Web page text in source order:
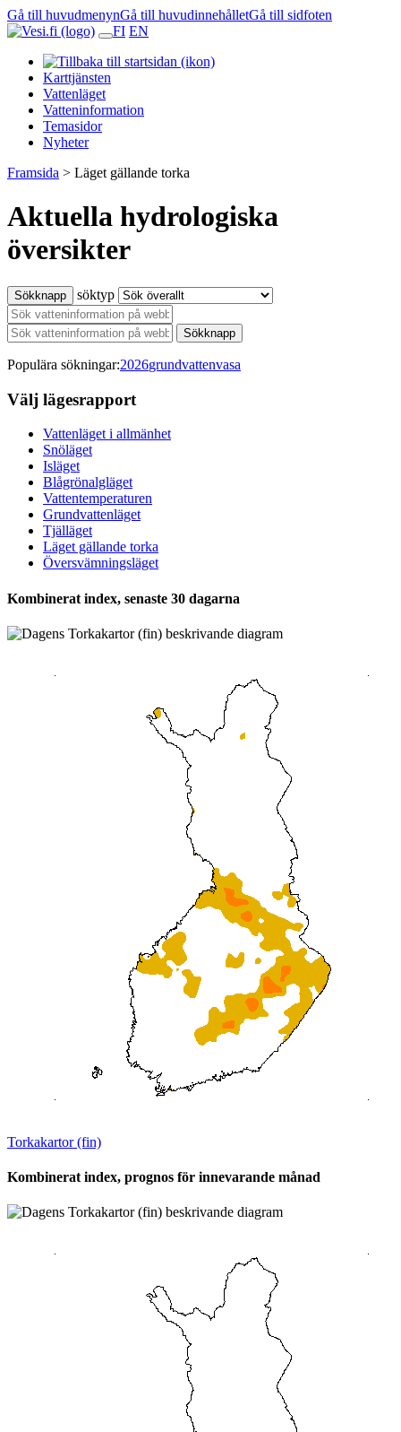
Gå till huvudmenynGå till huvudinnehålletGå till sidfoten
FI EN
Karttjänsten
Vattenläget
Vatteninformation
Temasidor
Nyheter
Framsida > Läget gällande torka
Aktuella hydrologiska
översikter
Sökknapp söktyp
Sökknapp
Populära sökningar:2026grundvattenvasa
Välj lägesrapport
Vattenläget i allmänhet
Snöläget
Isläget
Blågrönalgläget
Vattentemperaturen
Grundvattenläget
Tjälläget
Läget gällande torka
Översvämningsläget
Kombinerat index, senaste 30 dagarna
Torkakartor (fin)
Kombinerat index, prognos för innevarande månad